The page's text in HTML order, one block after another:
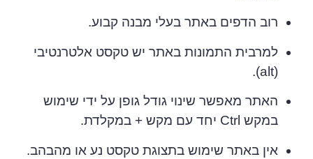
רוב הדפים באתר בעלי מבנה קבוע.
למרבית התמונות באתר יש טקסט אלטרנטיבי
(alt).
האתר מאפשר שינוי גודל גופן על ידי שימוש
במקש Ctrl יחד עם מקש + במקלדת.
אין באתר שימוש בתצוגת טקסט נע או מהבהב.